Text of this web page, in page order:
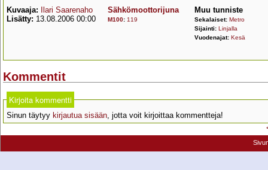
Kuvaaja:
Ilari Saarenaho
Lisätty: 13.08.2006 00:00
Sähkömoottorijuna
M100: 119
Muu tunniste
Sekalaiset: Metro
Sijainti: Linjalla
Vuodenajat: Kesä
Kommentit
Kirjoita kommentti
Sinun täytyy kirjautua sisään, jotta voit kirjoittaa kommentteja!